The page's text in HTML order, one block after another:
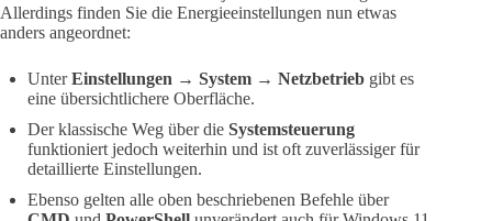
Allerdings finden Sie die Energieeinstellungen nun etwas
anders angeordnet:
UnterEinstellungen → System → Netzbetrieb gibt es
eine übersichtlichere Oberfläche.
Der klassische Weg über die Systemsteuerung
funktioniert jedoch weiterhin und ist oft zuverlässiger für
detaillierte Einstellungen.
Ebenso gelten alle oben beschriebenen Befehle über